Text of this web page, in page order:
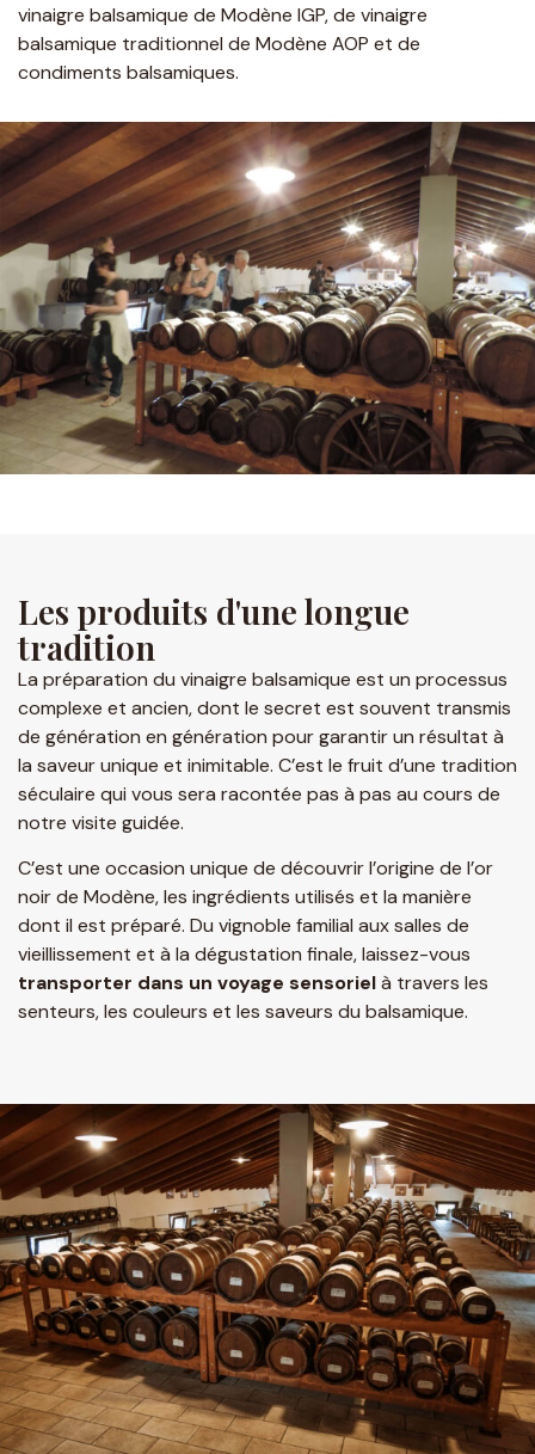
vinaigre balsamique de Modène IGP, de vinaigre
balsamique traditionnel de Modène AOP et de
condiments balsamiques.
Les produits d'une longue
tradition
La préparation du vinaigre balsamique est un processus
complexe et ancien, dont le secret est souvent transmis
de génération en génération pour garantir un résultat à
la saveur unique et inimitable. C’est le fruit d’une tradition
séculaire qui vous sera racontée pas à pas au cours de
notre visite guidée.
C’est une occasion unique de découvrir l’origine de l’or
noir de Modène, les ingrédients utilisés et la manière
dont il est préparé. Du vignoble familial aux salles de
vieillissement et à la dégustation finale, laissez-vous
transporter dans un voyage sensorielà travers les
senteurs, les couleurs et les saveurs du balsamique.